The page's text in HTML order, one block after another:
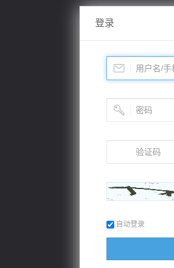
登录
自动登录